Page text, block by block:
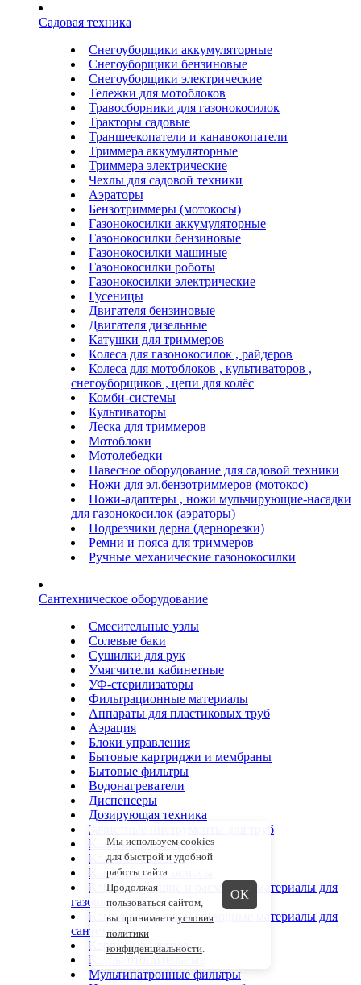
Садовая техника
Снегоуборщики аккумуляторные
Снегоуборщики бензиновые
Снегоуборщики электрические
Тележки для мотоблоков
Травосборники для газонокосилок
Тракторы садовые
Траншеекопатели и канавокопатели
Триммера аккумуляторные
Триммера электрические
Чехлы для садовой техники
Аэраторы
Бензотриммеры (мотокосы)
Газонокосилки аккумуляторные
Газонокосилки бензиновые
Газонокосилки машиные
Газонокосилки роботы
Газонокосилки электрические
Гусеницы
Двигателя бензиновые
Двигателя дизельные
Катушки для триммеров
Колеса для газонокосилок , райдеров
Колеса для мотоблоков , культиваторов ,
снегоуборщиков , цепи для колёс
Комби-системы
Культиваторы
Леска для триммеров
Мотоблоки
Мотолебедки
Навесное оборудование для садовой техники
Ножи для эл.бензотриммеров (мотокос)
Ножи-адаптеры , ножи мульчирующие-насадки
для газонокосилок (аэраторы)
Подрезчики дерна (дернорезки)
Ремни и пояса для триммеров
Ручные механические газонокосилки
Сантехническое оборудование
Смесительные узлы
Солевые баки
Сушилки для рук
Умягчители кабинетные
УФ-стерилизаторы
Фильтрационные материалы
Аппараты для пластиковых труб
Аэрация
Блоки управления
Бытовые картриджи и мембраны
Бытовые фильтры
Водонагреватели
Диспенсеры
Дозирующая техника
Зачистные инструменты для труб
Коллекторные группы
Колонки газовые
Коммерческие осмосы
Комплектующие и расходные материалы для
газовых котлов
Комплектующие и расходные материалы для
сантехники
Корпуса фильтров
Котлы отопительные
Мультипатронные фильтры
Мы используем cookies
для быстрой и удобной
работы сайта.
Продолжая
пользоваться сайтом,
вы принимаете условия
политики
конфиденциальности.
ОК